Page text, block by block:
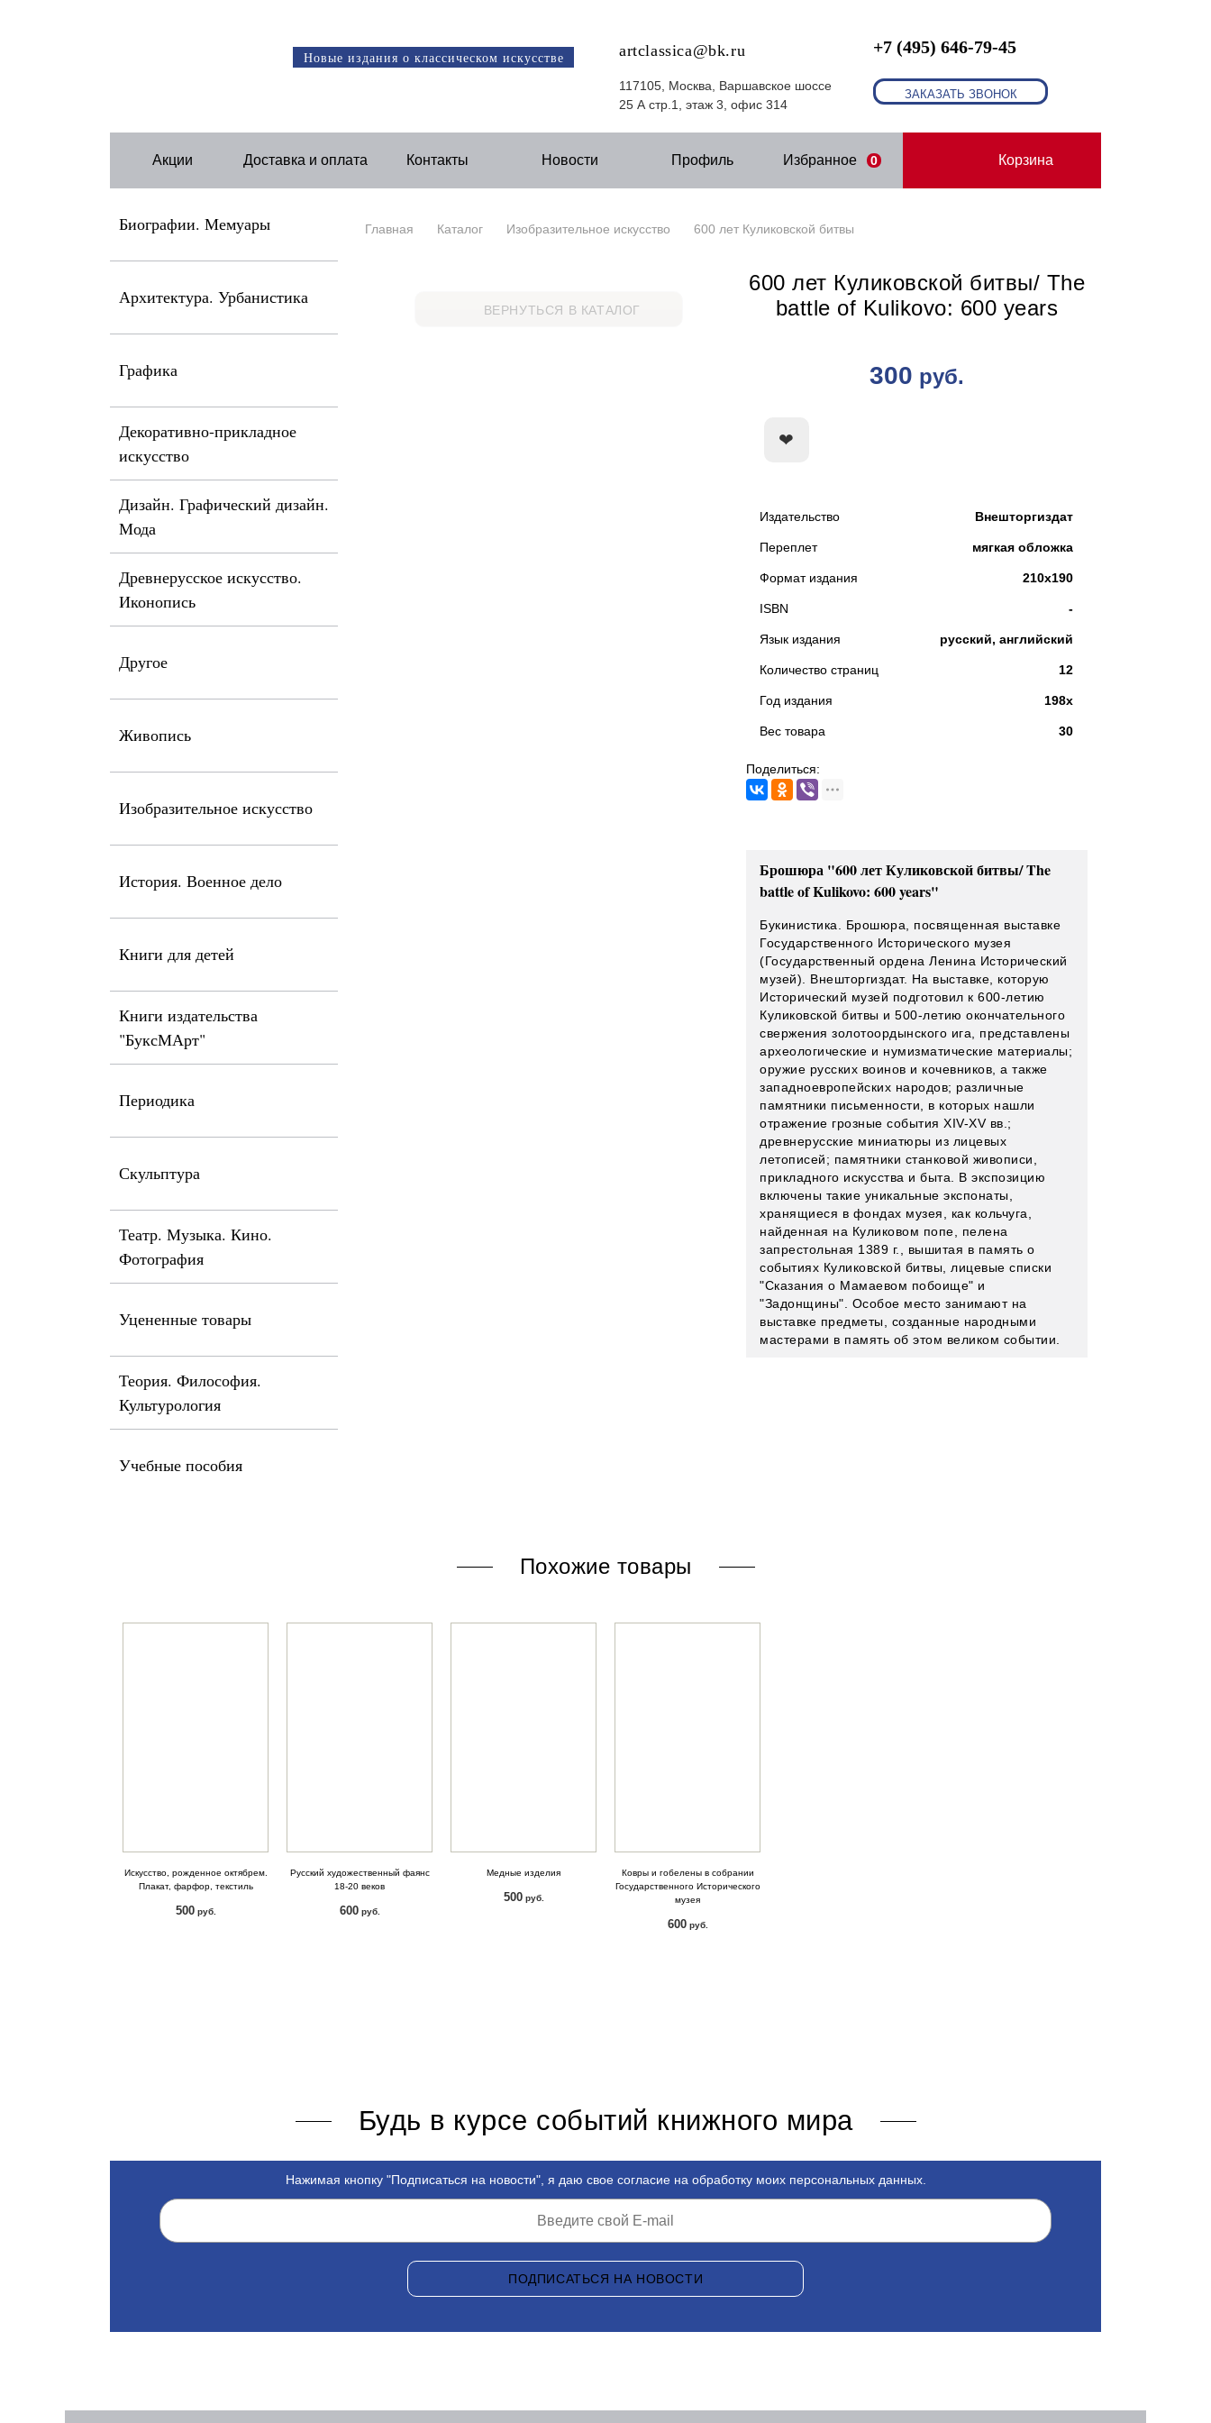
Новые издания о классическом искусстве artclassica@bk.ru
117105, Москва, Варшавское шоссе
25 А стр.1, этаж 3, офис 314
+7 (495) 646-79-45
ЗАКАЗАТЬ ЗВОНОК
Акции Доставка и оплата Контакты Новости Профиль Избранное 0 Корзина
Биографии. Мемуары
Архитектура. Урбанистика
Графика
Декоративно-прикладное
искусство
Дизайн. Графический дизайн.
Мода
Древнерусское искусство.
Иконопись
Другое
Живопись
Изобразительное искусство
История. Военное дело
Книги для детей
Книги издательства
"БуксМАрт"
Периодика
Скульптура
Театр. Музыка. Кино.
Фотография
Уцененные товары
Теория. Философия.
Культурология
Учебные пособия
Главная Каталог Изобразительное искусство 600 лет Куликовской битвы
ВЕРНУТЬСЯ В КАТАЛОГ
600 лет Куликовской битвы/ The
battle of Kulikovo: 600 years
300 руб.
Издательство Внешторгиздат
Переплет мягкая обложка
Формат издания 210х190
ISBN -
Язык издания русский, английский
Количество страниц 12
Год издания 198х
Вес товара 30
Поделиться:
Брошюра "600 лет Куликовской битвы/ The
battle of Kulikovo: 600 years"
Букинистика. Брошюра, посвященная выставке
Государственного Исторического музея
(Государственный ордена Ленина Исторический
музей). Внешторгиздат. На выставке, которую
Исторический музей подготовил к 600-летию
Куликовской битвы и 500-летию окончательного
свержения золотоордынского ига, представлены
археологические и нумизматические материалы;
оружие русских воинов и кочевников, а также
западноевропейских народов; различные
памятники письменности, в которых нашли
отражение грозные события XIV-XV вв.;
древнерусские миниатюры из лицевых
летописей; памятники станковой живописи,
прикладного искусства и быта. В экспозицию
включены такие уникальные экспонаты,
хранящиеся в фондах музея, как кольчуга,
найденная на Куликовом попе, пелена
запрестольная 1389 г., вышитая в память о
событиях Куликовской битвы, лицевые списки
"Сказания о Мамаевом побоище" и
"Задонщины". Особое место занимают на
выставке предметы, созданные народными
мастерами в память об этом великом событии.
Похожие товары
Искусство, рожденное октябрем.
Плакат, фарфор, текстиль
500 руб.
Русский художественный фаянс
18-20 веков
600 руб.
Медные изделия
500 руб.
Ковры и гобелены в собрании
Государственного Исторического
музея
600 руб.
Будь в курсе событий книжного мира
Нажимая кнопку "Подписаться на новости", я даю свое согласие на обработку моих персональных данных.
ПОДПИСАТЬСЯ НА НОВОСТИ